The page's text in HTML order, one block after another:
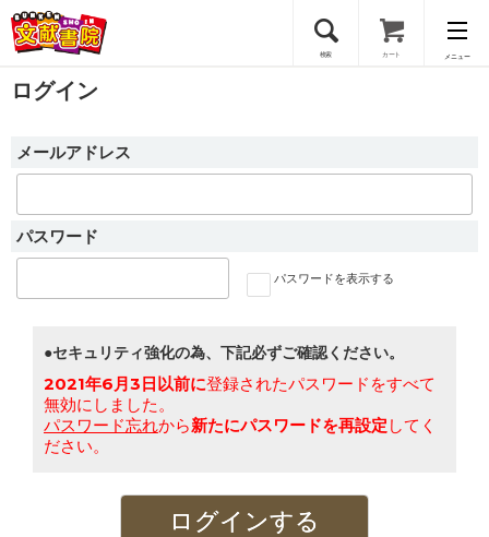
検索 カート メニュー
会員登録
ログイン
ログイン
メールアドレス
パスワード
パスワードを表示する
●セキュリティ強化の為、下記必ずご確認ください。
2021年6月3日以前に登録されたパスワードをすべて
無効にしました。
パスワード忘れから新たにパスワードを再設定 してく
ださい。